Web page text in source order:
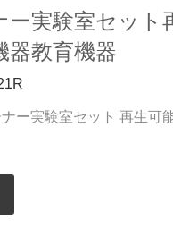
ー実験室セット
器教育機器
ー実験室セット 再生可